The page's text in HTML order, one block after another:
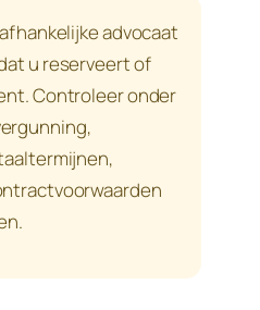
advocaat
u reserveert of
Controleer onder